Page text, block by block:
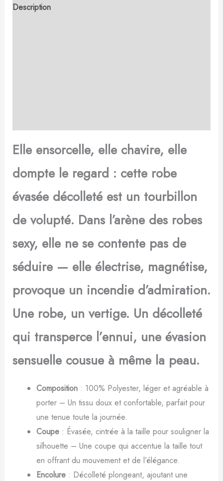
Description
Elle ensorcelle, elle chavire, elle
dompte le regard : cette robe
évasée décolleté est un tourbillon
de volupté. Dans l’arène des robes
sexy, elle ne se contente pas de
séduire — elle électrise, magnétise,
provoque un incendie d’admiration.
Une robe, un vertige. Un décolleté
qui transperce l’ennui, une évasion
sensuelle cousue à même la peau.
Composition: 100% Polyester, léger et agréable à
porter – Un tissu doux et confortable, parfait pour
une tenue toute la journée.
Coupe: Évasée, cintrée à la taille pour souligner la
silhouette – Une coupe qui accentue la taille tout
en offrant du mouvement et de l’élégance.
Encolure: Décolleté plongeant, ajoutant une